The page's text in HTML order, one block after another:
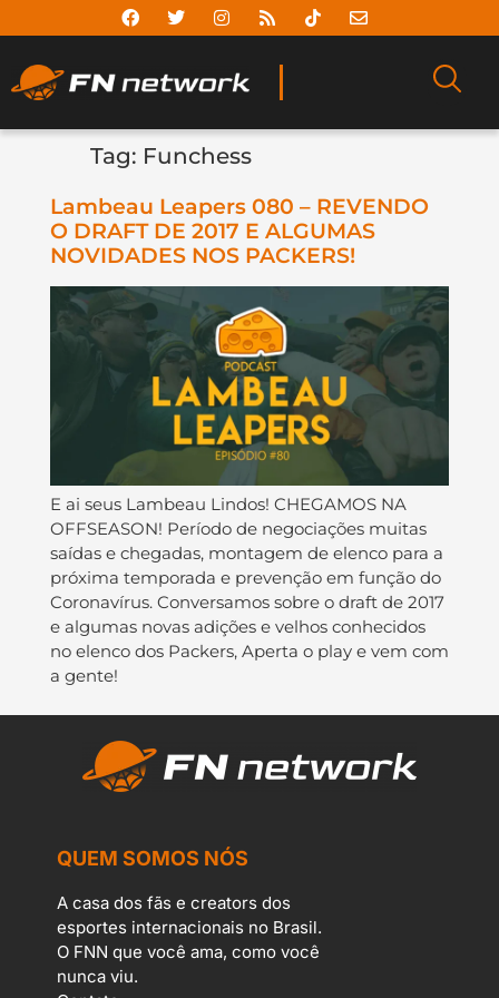
Tag: Funchess
Lambeau Leapers 080 – REVENDO
O DRAFT DE 2017 E ALGUMAS
NOVIDADES NOS PACKERS!
E ai seus Lambeau Lindos! CHEGAMOS NA
OFFSEASON! Período de negociações muitas
saídas e chegadas, montagem de elenco para a
próxima temporada e prevenção em função do
Coronavírus. Conversamos sobre o draft de 2017
e algumas novas adições e velhos conhecidos
no elenco dos Packers, Aperta o play e vem com
a gente!
QUEM SOMOS NÓS
A casa dos fãs e creators dos
esportes internacionais no Brasil.
O FNN que você ama, como você
nunca viu.